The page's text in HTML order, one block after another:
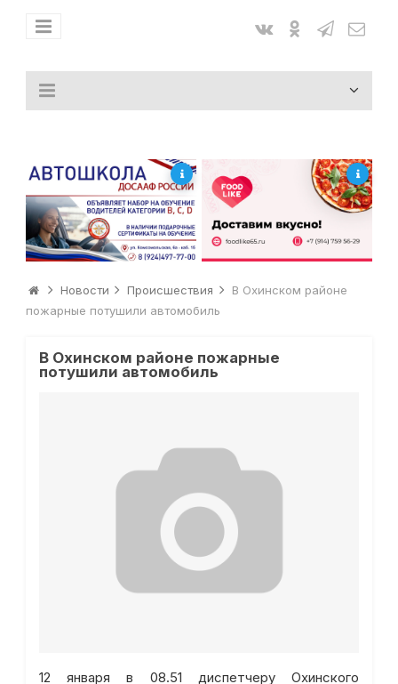
Новости Происшествия
В Охинском районе
пожарные потушили автомобиль
В Охинском районе пожарные
потушили автомобиль
12 января в 08.51 диспетчеру Охинского